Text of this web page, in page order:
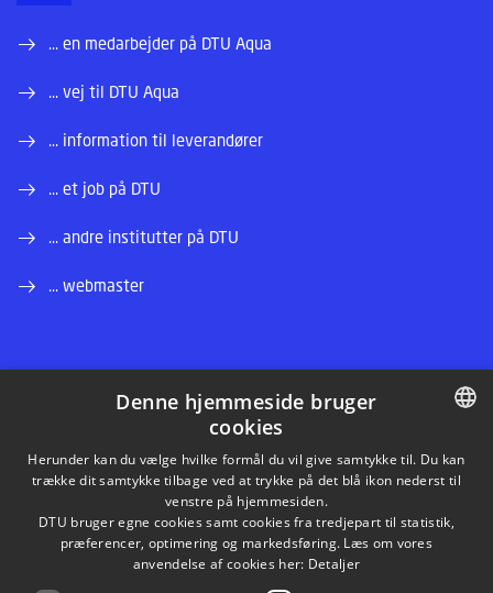
... en medarbejder på DTU Aqua
... vej til DTU Aqua
... information til leverandører
... et job på DTU
... andre institutter på DTU
... webmaster
LINKEDIN
INSTAGRAM
FACEBOOK
DANISH
ENGLISH
Denne hjemmeside bruger
cookies
Herunder kan du vælge hvilke formål du vil give samtykke til. Du kan
trække dit samtykke tilbage ved at trykke på det blå ikon nederst til
venstre på hjemmesiden.
DTU bruger egne cookies samt cookies fra tredjepart til statistik,
præferencer, optimering og markedsføring. Læs om vores
anvendelse af cookies her: Detaljer